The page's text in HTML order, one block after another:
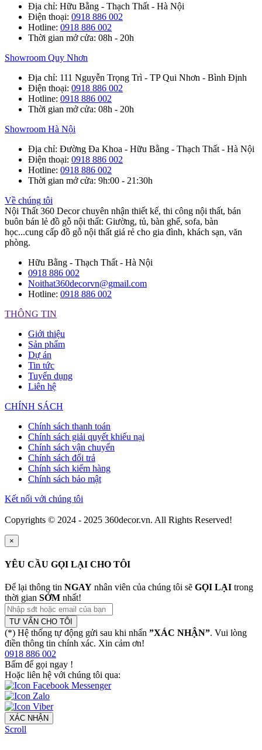
Địa chỉ: Hữu Bằng - Thạch Thất - Hà Nội
Điện thoại: 0918 886 002
Hotline: 0918 886 002
Thời gian mở cửa: 08h - 20h
Showroom Quy Nhơn
Địa chỉ: 111 Nguyễn Trọng Trì - TP Qui Nhơn - Bình Định
Điện thoại: 0918 886 002
Hotline: 0918 886 002
Thời gian mở cửa: 08h - 20h
Showroom Hà Nội
Địa chỉ: Đường Đa Khoa - Hữu Bằng - Thạch Thất - Hà Nội
Điện thoại: 0918 886 002
Hotline: 0918 886 002
Thời gian mở cửa: 9h:00 - 21:30h
Về chúng tôi
Nội Thất 360 Decor chuyên nhận thiết kế, thi công nội thất, bán
buôn bán lẻ đồ gỗ nội thất: Giường, tủ, bàn ghế, sofa, bàn
học...cung cấp đồ gỗ nội thất giá rẻ cho gia đình, khách sạn, văn
phòng.
Hữu Bằng - Thạch Thất - Hà Nội
0918 886 002
Noithat360decorvn@gmail.com
Hotline: 0918 886 002
THÔNG TIN
Giới thiệu
Sản phẩm
Dự án
Tin tức
Tuyển dụng
Liên hệ
CHÍNH SÁCH
Chính sách thanh toán
Chính sách giải quyết khiếu nại
Chính sách vận chuyển
Chính sách đổi trả
Chính sách kiểm hàng
Chính sách bảo mật
Kết nối với chúng tôi
Copyrights © 2024 - 2025 360decor.vn. All Rights Reserved!
×
YÊU CẦU GỌI LẠI CHO TÔI
Để lại thông tin NGAY nhân viên của chúng tôi sẽ GỌI LẠI trong
thời gian SỚM nhất!
TƯ VẤN CHO TÔI
(*) Hệ thống tự động gửi sau khi nhấn ”XÁC NHẬN”. Vui lòng
điền thông tin chính xác. Xin cảm ơn!
0918 886 002
Bấm để gọi ngay !
Hoặc liên hệ với chúng tôi qua:
XÁC NHẬN
Scroll